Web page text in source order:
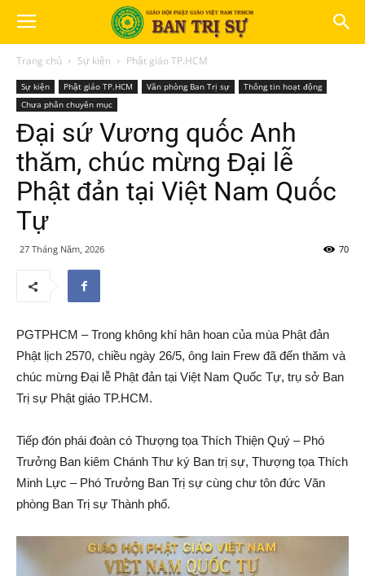
Trang chủ Sự kiện Phật giáo TP.HCM
Sự kiện Phật giáo TP.HCM Văn phòng Ban Trị sự
Thông tin hoạt động
Chưa phân chuyên mục
Đại sứ Vương quốc Anh
thăm, chúc mừng Đại lễ
Phật đản tại Việt Nam Quốc
Tự
27 Tháng Năm, 2026 70
PGTPHCM – Trong không khí hân hoan của mùa Phật đản
Phật lịch 2570, chiều ngày 26/5, ông Iain Frew đã đến thăm và
chúc mừng Đại lễ Phật đản tại Việt Nam Quốc Tự, trụ sở Ban
Trị sự Phật giáo TP.HCM.
Tiếp đón phái đoàn có Thượng tọa Thích Thiện Quý – Phó
Trưởng Ban kiêm Chánh Thư ký Ban trị sự, Thượng tọa Thích
Minh Lực – Phó Trưởng Ban Trị sự cùng chư tôn đức Văn
phòng Ban Trị sự Thành phố.